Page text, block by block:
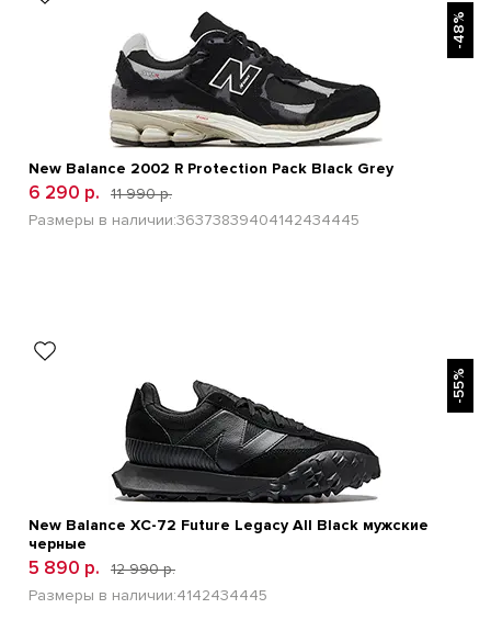
-48%
New Balance 2002 R Protection Pack Black Grey
6 290 р.
11 990 р.
Размеры в наличии:36373839404142434445
-55%
New Balance XC-72 Future Legacy All Black мужские
черные
5 890 р.
12 990 р.
Размеры в наличии:4142434445